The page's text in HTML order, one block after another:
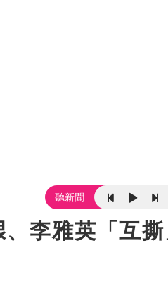
聽新聞
、李雅英「互